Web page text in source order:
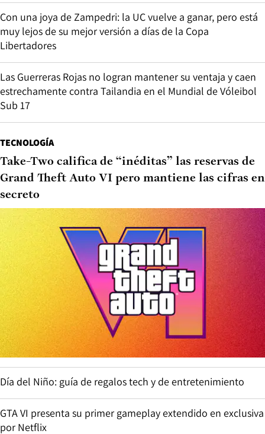
Con una joya de Zampedri: la UC vuelve a ganar, pero está
muy lejos de su mejor versión a días de la Copa
Libertadores
Las Guerreras Rojas no logran mantener su ventaja y caen
estrechamente contra Tailandia en el Mundial de Vóleibol
Sub 17
TECNOLOGÍA
Take-Two califica de “inéditas” las reservas de
Grand Theft Auto VI pero mantiene las cifras en
secreto
Día del Niño: guía de regalos tech y de entretenimiento
GTA VI presenta su primer gameplay extendido en exclusiva
por Netflix